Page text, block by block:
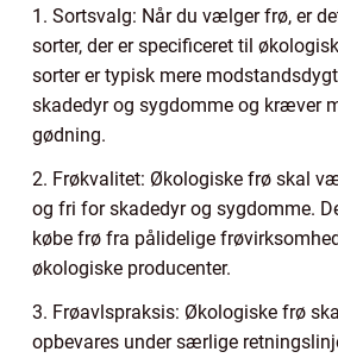
1. Sortsvalg: Når du vælger frø, er
sorter, der er specificeret til
sorter er typisk mere
skadedyr og sygdomme og kræver
gødning.
2. Frøkvalitet: Økologiske frø skal
og fri for skadedyr og sygdomme.
købe frø fra pålidelige
økologiske producenter.
3. Frøavlspraksis: Økologiske frø
opbevares under særlige